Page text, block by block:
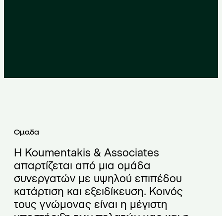
Ομαδα
Η Koumentakis & Associates
απαρτίζεται από μια ομάδα
συνεργατών με υψηλού επιπέδου
κατάρτιση και εξειδίκευση. Κοινός
τους γνώμονας είναι η μέγιστη